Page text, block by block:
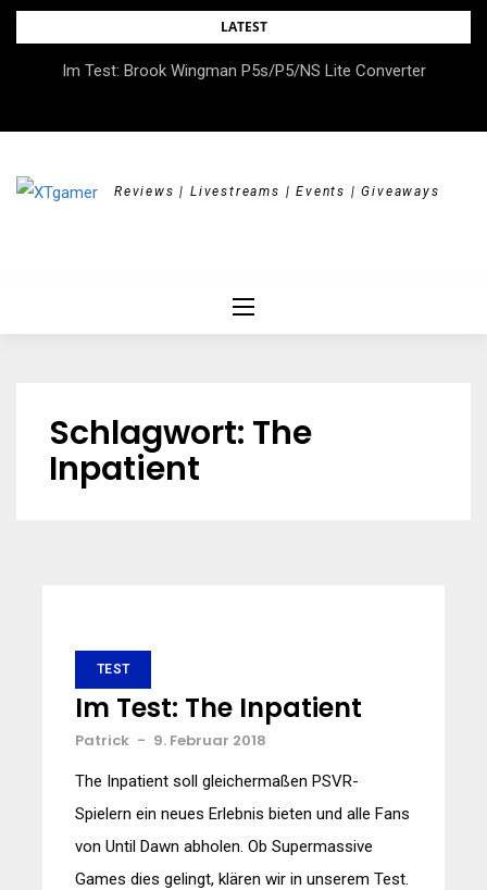
Skip
LATEST
Im Test: Brook Wingman P5s/P5/NS Lite Converter
DOK.fest München 2026 – Empowered, HerStory, Beyond
Reviews | Livestreams | Events | Giveaways
Schlagwort: The
Inpatient
TEST
Im Test: The Inpatient
Patrick - 9. Februar 2018
The Inpatient soll gleichermaßen PSVR-
Spielern ein neues Erlebnis bieten und alle Fans
von Until Dawn abholen. Ob Supermassive
Games dies gelingt, klären wir in unserem Test.